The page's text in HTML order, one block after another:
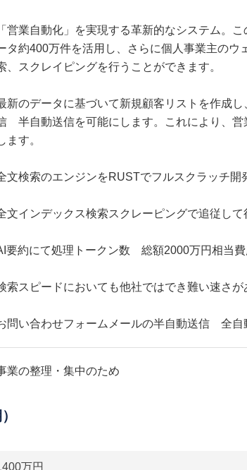
営業自動化」を実現する革新的なシステム。
タ約400万件を活用し、さらに個人事業主のウ
、スクレイピングを行うことができます。
新のデータに基づいて新規顧客リストを作成
半自動送信を可能にします。これにより、営
ます。
文検索のエンジンをRUSTでフルスクラッチ開
文インデックス検索スクレーピングで追従して
要約にて処理トークン数 総額2000万円相当費
索スピードにおいても他社ではでき難い速さが
問い合わせフォームメールの半自動送信 全自
業の整理・集中のため
万円